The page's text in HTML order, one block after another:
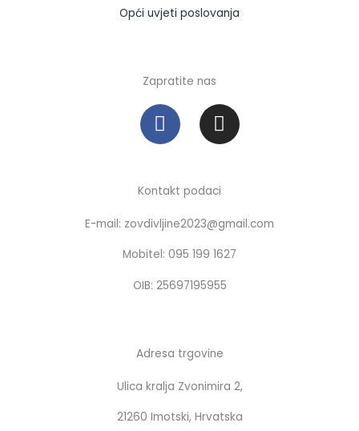
Opći uvjeti poslovanja
Zapratite nas
F
a
c
b
o
o
k
I
n
s
a
r
a
m
Kontakt podaci
E-mail: zovdivljine2023@gmail.com
Mobitel: 095 199 1627
OIB: 25697195955
Adresa trgovine
Ulica kralja Zvonimira 2,
21260 Imotski, Hrvatska